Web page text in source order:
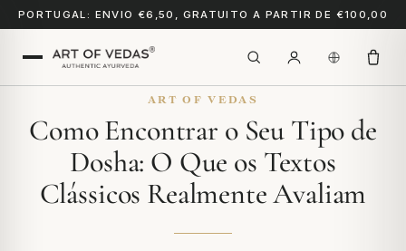
PORTUGAL: ENVIO €6,50, GRATUITO A PARTIR DE €100,00
ART OF VEDAS
Como Encontrar o Seu Tipo de
Dosha: O Que os Textos
Clássicos Realmente Avaliam